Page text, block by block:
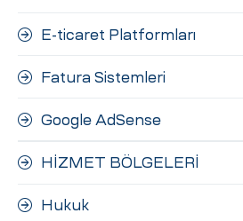
E-ticaret Platformları
Fatura Sistemleri
Google AdSense
HİZMET BÖLGELERİ
Hukuk